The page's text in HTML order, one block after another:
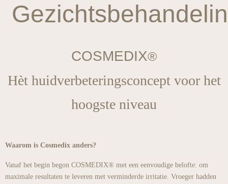
COSMEDIX®
Hèt huidverbeteringsconcept voor het
hoogste niveau
Waarom is Cosmedix anders?
Vanaf het begin begon COSMEDIX® met een eenvoudige belofte: om
maximale resultaten te leveren met verminderde irritatie. Vroeger hadden